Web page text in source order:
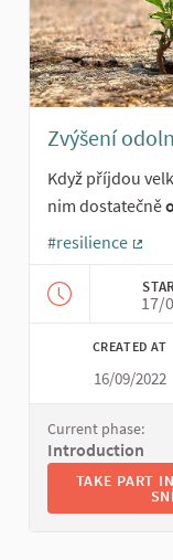
Zvýšení
Když příjdou
nim dostatečně
#resilience
17/
CREATED AT
16/09/2022
Current phase:
Introduction
TAKE PART
TAKE PART